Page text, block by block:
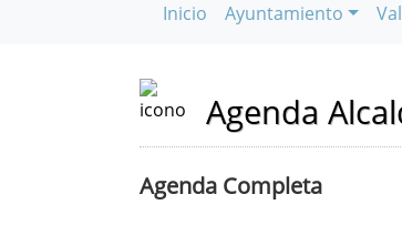
Inicio Ayuntamiento
Agenda
Agenda Completa